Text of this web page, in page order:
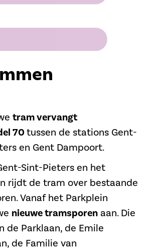
tram vervangt
70tussen de stations Gent-
en Gent Dampoort.
Sint-Pieters en het
rijdt de tram over bestaande
Vanaf het Parkplein
nieuwe tramsporen aan. Die
de Parklaan, de Emile
de Familie van